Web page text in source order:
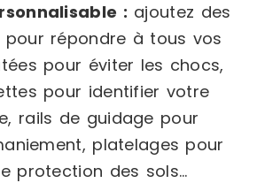
: ajoutez des
pour répondre à tous vos
pour éviter les chocs,
pour identifier votre
rails de guidage pour
platelages pour
protection des sols…